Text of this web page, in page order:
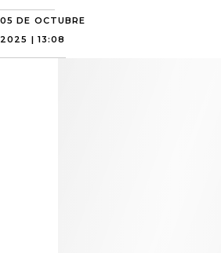
05 DE OCTUBRE
2025 | 13:08